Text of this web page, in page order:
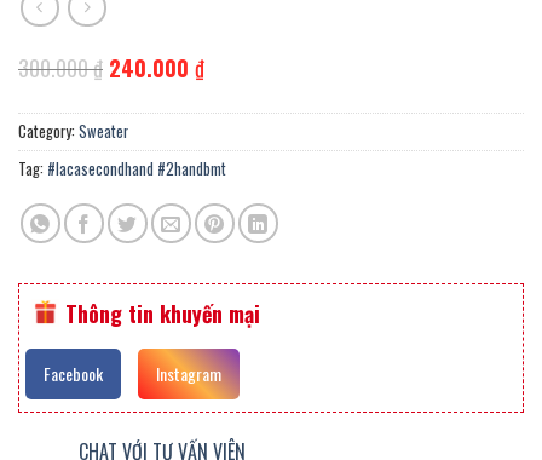
300.000₫
Original
price
300.000 ₫.
240.000₫
Current
price
240.000 ₫.
Category: Sweater
Tag: #lacasecondhand #2handbmt
Thông tin khuyến mại
Facebook Instagram
CHAT VỚI TƯ VẤN VIÊN